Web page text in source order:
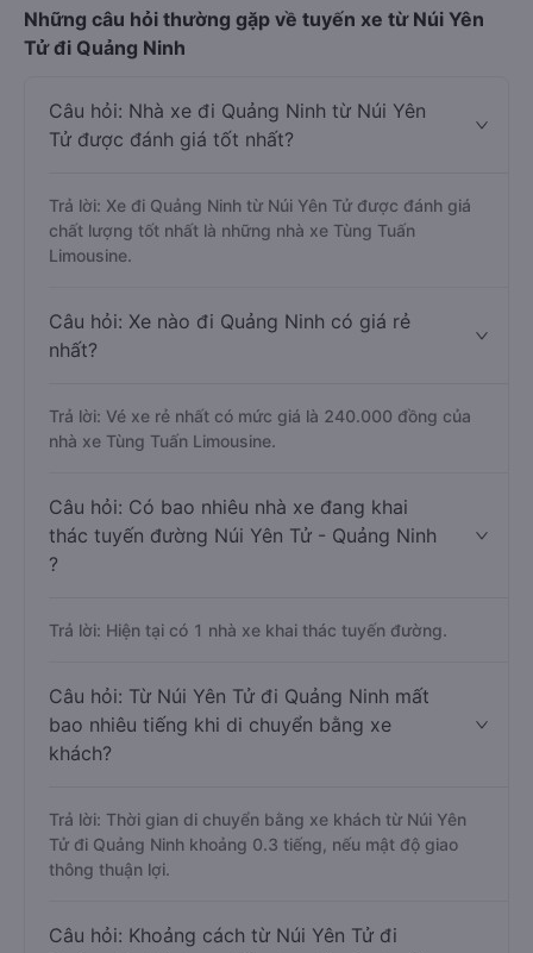
Những câu hỏi thường gặp về tuyến xe từ Núi Yên
Tử đi Quảng Ninh
Câu hỏi: Nhà xe đi Quảng Ninh từ Núi Yên
Tử được đánh giá tốt nhất?
Trả lời: Xe đi Quảng Ninh từ Núi Yên Tử được đánh giá
chất lượng tốt nhất là những nhà xe Tùng Tuấn
Limousine.
Câu hỏi: Xe nào đi Quảng Ninh có giá rẻ
nhất?
Trả lời: Vé xe rẻ nhất có mức giá là 240.000 đồng của
nhà xe Tùng Tuấn Limousine.
Câu hỏi: Có bao nhiêu nhà xe đang khai
thác tuyến đường Núi Yên Tử - Quảng Ninh
?
Trả lời: Hiện tại có 1 nhà xe khai thác tuyến đường.
Câu hỏi: Từ Núi Yên Tử đi Quảng Ninh mất
bao nhiêu tiếng khi di chuyển bằng xe
khách?
Trả lời: Thời gian di chuyển bằng xe khách từ Núi Yên
Tử đi Quảng Ninh khoảng 0.3 tiếng, nếu mật độ giao
thông thuận lợi.
Câu hỏi: Khoảng cách từ Núi Yên Tử đi